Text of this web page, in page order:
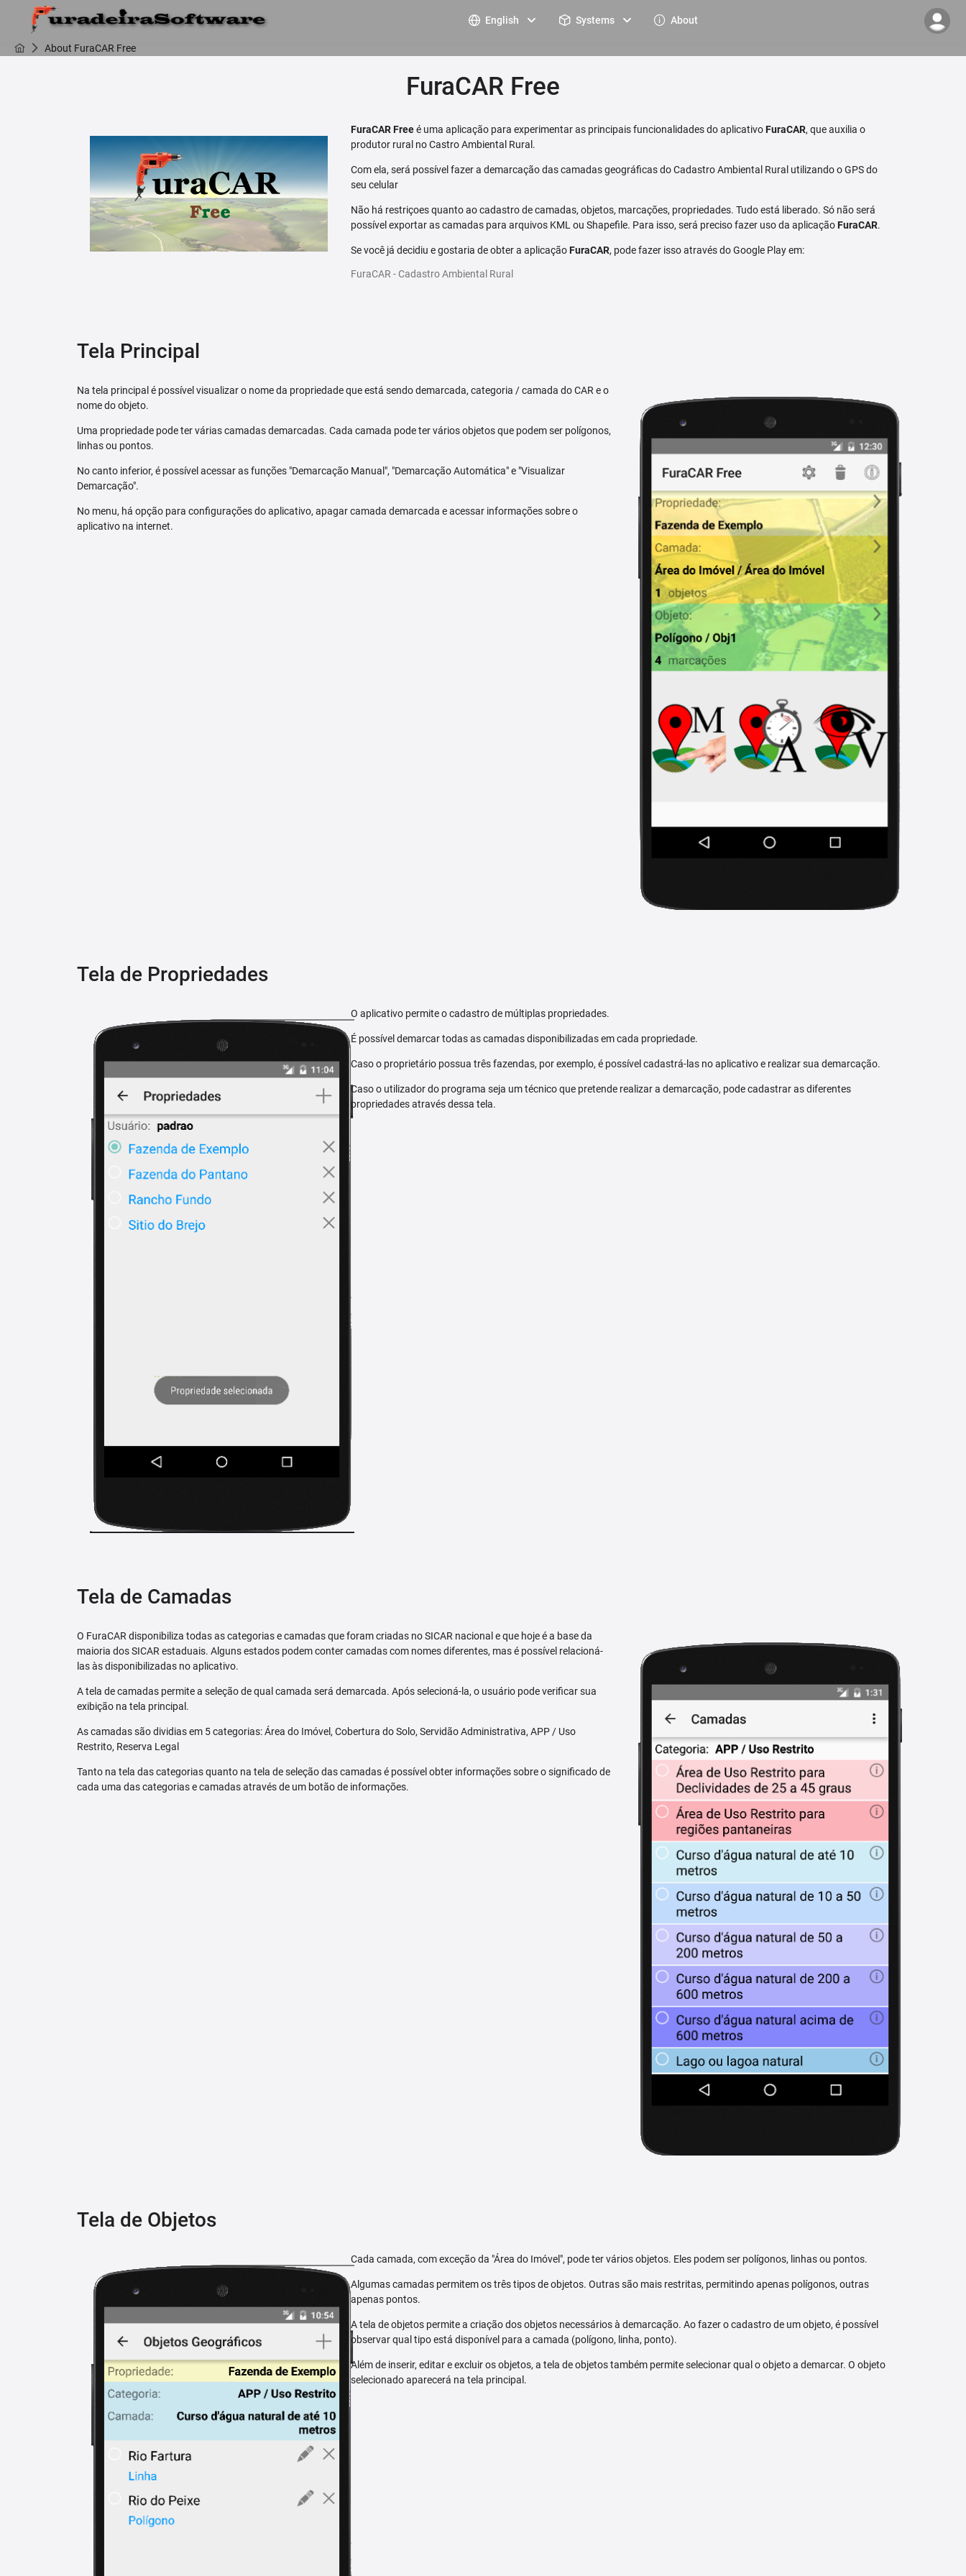
English Systems About
About FuraCAR Free
FuraCAR Free
FuraCAR Freeé uma aplicação para experimentar as principais funcionalidades do aplicativoFuraCAR, que auxilia o
produtor rural no Castro Ambiental Rural.
Com ela, será possível fazer a demarcação das camadas geográficas do Cadastro Ambiental Rural utilizando o GPS do
seu celular
Não há restriçoes quanto ao cadastro de camadas, objetos, marcações, propriedades. Tudo está liberado. Só não será
possível exportar as camadas para arquivos KML ou Shapefile. Para isso, será preciso fazer uso da aplicaçãoFuraCAR.
Se você já decidiu e gostaria de obter a aplicaçãoFuraCAR, pode fazer isso através do Google Play em:
FuraCAR - Cadastro Ambiental Rural
Tela Principal
Na tela principal é possível visualizar o nome da propriedade que está sendo demarcada, categoria / camada do CAR e o
nome do objeto.
Uma propriedade pode ter várias camadas demarcadas. Cada camada pode ter vários objetos que podem ser polígonos,
linhas ou pontos.
No canto inferior, é possível acessar as funções "Demarcação Manual", "Demarcação Automática" e "Visualizar
Demarcação".
No menu, há opção para configurações do aplicativo, apagar camada demarcada e acessar informações sobre o
aplicativo na internet.
Tela de Propriedades
O aplicativo permite o cadastro de múltiplas propriedades.
É possível demarcar todas as camadas disponibilizadas em cada propriedade.
Caso o proprietário possua três fazendas, por exemplo, é possível cadastrá-las no aplicativo e realizar sua demarcação.
Caso o utilizador do programa seja um técnico que pretende realizar a demarcação, pode cadastrar as diferentes
propriedades através dessa tela.
Tela de Camadas
O FuraCAR disponibiliza todas as categorias e camadas que foram criadas no SICAR nacional e que hoje é a base da
maioria dos SICAR estaduais. Alguns estados podem conter camadas com nomes diferentes, mas é possível relacioná-
las às disponibilizadas no aplicativo.
A tela de camadas permite a seleção de qual camada será demarcada. Após selecioná-la, o usuário pode verificar sua
exibição na tela principal.
As camadas são dividias em 5 categorias: Área do Imóvel, Cobertura do Solo, Servidão Administrativa, APP / Uso
Restrito, Reserva Legal
Tanto na tela das categorias quanto na tela de seleção das camadas é possível obter informações sobre o significado de
cada uma das categorias e camadas através de um botão de informações.
Tela de Objetos
Cada camada, com exceção da "Área do Imóvel", pode ter vários objetos. Eles podem ser polígonos, linhas ou pontos.
Algumas camadas permitem os três tipos de objetos. Outras são mais restritas, permitindo apenas polígonos, outras
apenas pontos.
A tela de objetos permite a criação dos objetos necessários à demarcação. Ao fazer o cadastro de um objeto, é possível
observar qual tipo está disponível para a camada (polígono, linha, ponto).
Além de inserir, editar e excluir os objetos, a tela de objetos também permite selecionar qual o objeto a demarcar. O objeto
selecionado aparecerá na tela principal.